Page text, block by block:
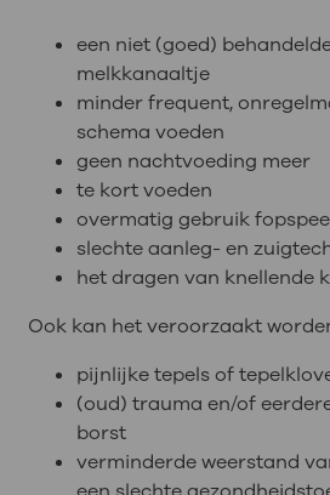
een niet (goed)
melkkanaaltje
minder frequent,
schema voeden
geen nachtvoeding meer
te kort voeden
overmatig gebruik
slechte aanleg- en
het dragen van knellende
Ook kan het veroorzaakt
pijnlijke tepels of
(oud) trauma en/of
borst
verminderde weerstand